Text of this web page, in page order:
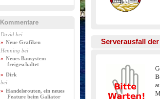
Serverausfall
Kommentare
David bei
Neue Grafiken
Henning bei
Neues Bausystem
freigeschaltet
Dirk
bei
Handelsrouten, ein neues
Feature beim Galiator